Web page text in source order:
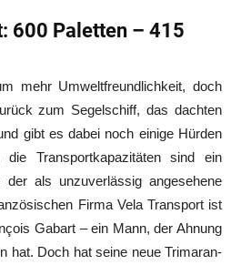
600 Paletten – 415
mehr Umweltfreundlichkeit, doch
zum Segelschiff, das dachten
gibt es dabei noch einige Hürden
Transportkapazitäten sind ein
als unzuverlässig angesehene
Firma Vela Transport ist
Gabart – ein Mann, der Ahnung
hat. Doch hat seine neue Trimaran-